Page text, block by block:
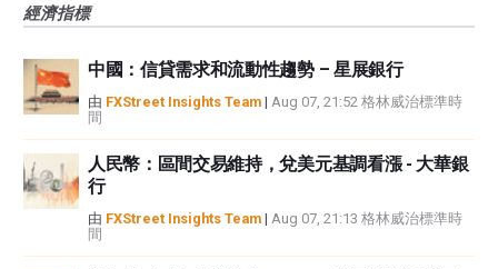
經濟指標
中國：信貸需求和流動性趨勢 – 星展銀行
由 FXStreet Insights Team | Aug 07, 21:52 格林威治標準時
間
人民幣：區間交易維持，兌美元基調看漲 - 大華銀
行
由 FXStreet Insights Team | Aug 07, 21:13 格林威治標準時
間